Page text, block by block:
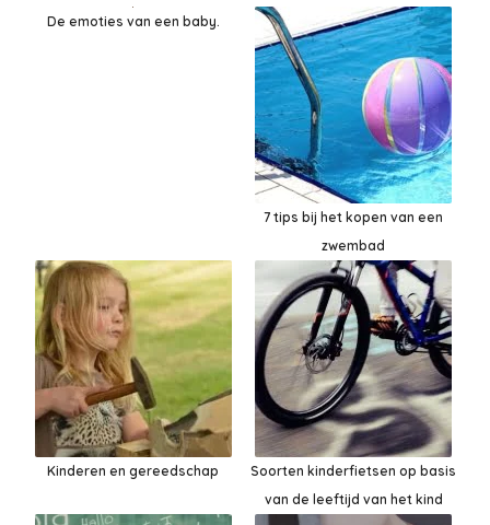
De emoties van een baby.
7 tips bij het kopen van een
zwembad
Kinderen en gereedschap
Soorten kinderfietsen op basis
van de leeftijd van het kind